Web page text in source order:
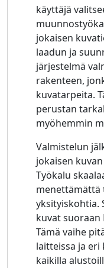
käyttäjä
jokaisen
laadun ja
järjestelmä
rakenteen,
kuvatarpeita.
perustan
myöhemmin
Valmistelun
jokaisen
Työkalu
menettämättä
yksityiskohtia.
kuvat suoraan
Tämä vaihe
laitteissa ja
kaikilla